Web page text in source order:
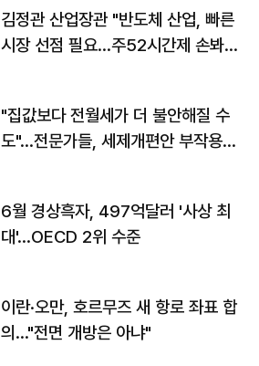
김정관 산업장관 "반도체 산업, 빠른
시장 선점 필요…주52시간제 손봐
"집값보다 전월세가 더 불안해질 수
도"…전문가들, 세제개편안 부작용
6월 경상흑자, 497억달러 '사상 최
대'…OECD 2위 수준
이란·오만, 호르무즈 새 항로 좌표 합
의…"전면 개방은 아냐"